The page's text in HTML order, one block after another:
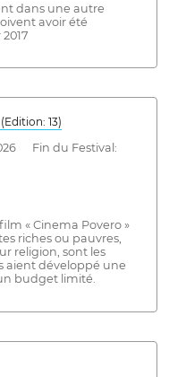
dans une autre
avoir été
( Edition: 13)
Fin du Festival:
« Cinema Povero »
riches ou pauvres,
religion, sont les
aient développé une
budget limité.